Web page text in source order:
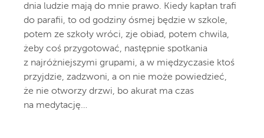
dnia ludzie mają do mnie prawo. Kiedy kapłan trafi
do parafii, to od godziny ósmej będzie w szkole,
potem ze szkoły wróci, zje obiad, potem chwila,
żeby coś przygotować, następnie spotkania
z najróżniejszymi grupami, a w międzyczasie ktoś
przyjdzie, zadzwoni, a on nie może powiedzieć,
że nie otworzy drzwi, bo akurat ma czas
na medytację…